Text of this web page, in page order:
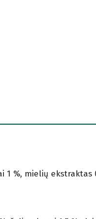
1 %, mielių ekstraktas